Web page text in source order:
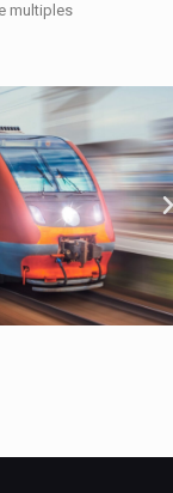
multiples